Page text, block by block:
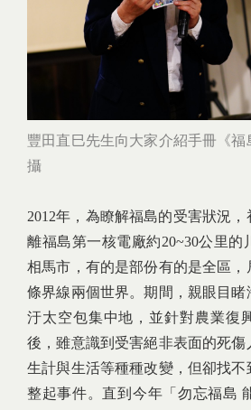
豐田直巳先生向大家介紹手冊《福
攝
2012年，為瞭解福島的受害狀況，
離福島第一核電廠約20~30公里的
相馬市，有的是部份有的是全區，
條界線兩個世界。期間，親眼目睹
汙太空包集中地，並針對農業復
後，雖意識到受害絕非表面的死傷
生計與生活等種種改變，但卻找不
整起事件。直到今年「勿忘福島